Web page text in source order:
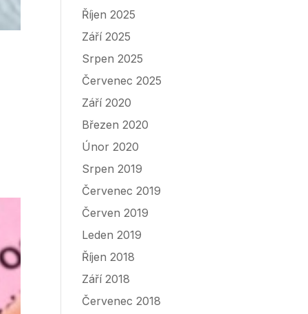
Říjen 2025
Září 2025
Srpen 2025
Červenec 2025
Září 2020
Březen 2020
Únor 2020
Srpen 2019
Červenec 2019
Červen 2019
Leden 2019
Říjen 2018
Září 2018
Červenec 2018